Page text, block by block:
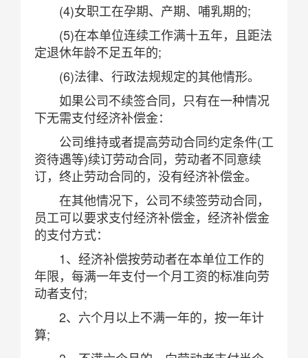
(4)女职工在孕期、产期、哺乳期的;
(5)在本单位连续工作满十五年，且距法
定退休年龄不足五年的;
(6)法律、行政法规规定的其他情形。
如果公司不续签合同，只有在一种情况
下无需支付经济补偿金：
公司维持或者提高劳动合同约定条件(工
资待遇等)续订劳动合同，劳动者不同意续
订，终止劳动合同的，没有经济补偿金。
在其他情况下，公司不续签劳动合同，
员工可以要求支付经济补偿金，经济补偿金
的支付方式：
1、经济补偿按劳动者在本单位工作的
年限，每满一年支付一个月工资的标准向劳
动者支付;
2、六个月以上不满一年的，按一年计
算;